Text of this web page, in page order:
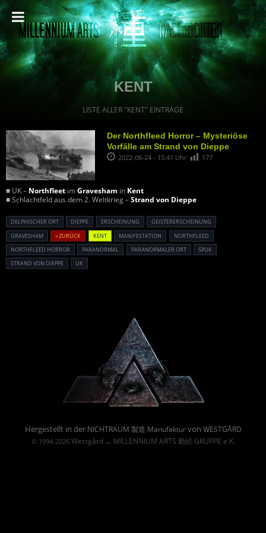
KENT
LISTE ALLER "KENT" EINTRÄGE
Der Northfleed Horror – Mysteriöse
Vorfälle am Strand von Dieppe
2022-06-24 - 15:41 Uhr 177
■ UK – Northfleet imGravesham in Kent
■ Schlachtfeld aus dem 2. Weltkrieg –Strand von Dieppe
DELPHISCHER ORT DIEPPE ERSCHEINUNG
GEISTERERSCHEINUNG
GRAVESHAM
« ZURÜCK KENT MANIFESTATION
NORTHFLEED
NORTHFLEED HORROR
PARANORMAL PARANORMALER ORT
SPUK
STRAND VON DIEPPE
UK
Hergestellt in der NICHTRAUM 製造 Manufakturvon WESTGÅRD
© 1994-2026 Westgård→ MILLENNIUM ARTS 勤続 GRUPPE e.K.
Powered By :